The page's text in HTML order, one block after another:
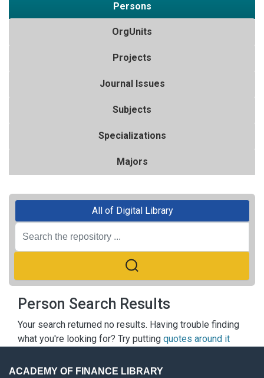
Persons
OrgUnits
Projects
Journal Issues
Subjects
Specializations
Majors
All of Digital Library
Person Search Results
Your search returned no results. Having trouble finding
what you're looking for? Try putting quotes around it
ACADEMY OF FINANCE LIBRARY